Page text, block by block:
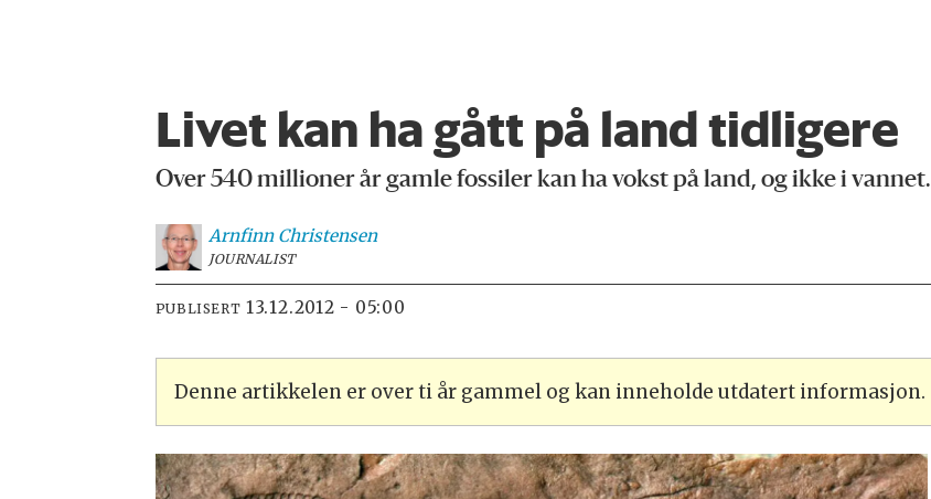
Livet kan ha gått på land tidligere
Over 540 millioner år gamle fossiler kan ha vokst på land, og ikke i vannet.
Arnfinn Christensen
JOURNALIST
PUBLISERT 13.12.2012 - 05:00
Denne artikkelen er over ti år gammel og kan inneholde utdatert informasjon.